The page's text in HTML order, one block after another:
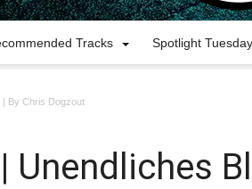
Tracks Spotlight Tuesday
| By Chris Dogzout
Unendliches